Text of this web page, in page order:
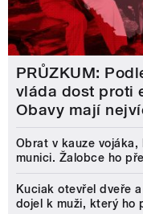
PRŮZKUM:
vláda dost proti
Obavy mají
Obrat v kauze vojáka,
munici. Žalobce ho
Kuciak otevřel dveře
dojel k muži, který ho